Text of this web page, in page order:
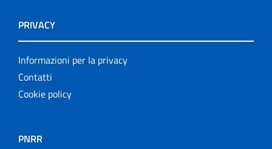
PRIVACY
Informazioni per la privacy
Contatti
Cookie policy
PNRR